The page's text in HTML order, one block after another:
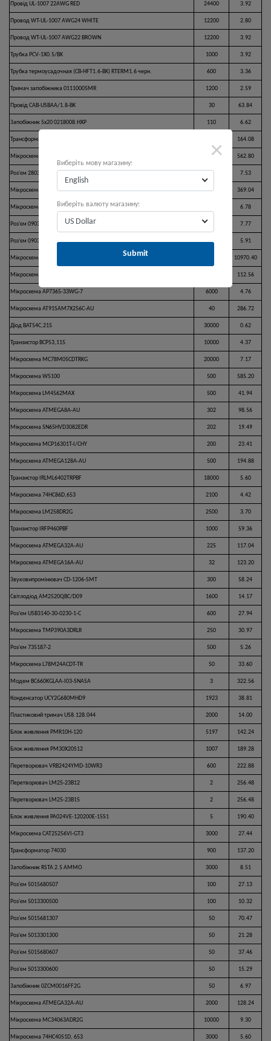
Провід UL-1007 22AWG RED 24400 3.92
Провод WT-UL-1007 AWG24 WHITE 12200 2.80
Провод WT-UL-1007 AWG22 BROWN 12200 3.92
Трубка PCV-1X0.5/BK 1000 3.92
Трубка термоусадочная (CB-HFT1.6-BK) RTERM1.6 черн. 600 3.36
Тримач запобіжника 01110005MR 1200 2.59
Провід CAB-USBAA/1.8-BK 30 63.84
Запобіжник 5х20 0218008.HXP 110 6.62
Трансформатор TEZ4/D/12-12V (TEZ4.0/D230/12-12V) 164.08
Мікросхема ST3232CDR 1000 562.80
Роз'єм 280370-1 1000 7.53
Мікросхема LPC4337JBD144E 200 369.04
Мікросхема MC34063ADR2G 6.78
Роз'єм 0903250008 9000 7.77
Роз'єм 0903270308 9000 5.91
Мікросхема STM32F411VET6 10970.40
Мікросхема W5500 112.56
Мікросхема AP7365-33WG-7 6000 4.76
Мікросхема AT91SAM7X256C-AU 40 286.72
Діод BAT54C,215 30000 0.62
Транзистор BCP53,115 10000 4.37
Мікросхема MC78M05CDTRKG 20000 7.17
Мікросхема W5100 500 585.20
Мікросхема LM4562MAX 500 41.94
Мікросхема ATMEGA8A-AU 302 98.56
Мікросхема SN65HVD3082EDR 202 19.49
Мікросхема MCP16301T-I/CHY 200 23.41
Мікросхема ATMEGA128A-AU 500 194.88
Транзистор IRLML6402TRPBF 18000 5.60
Мікросхема 74HC86D,653 2100 4.42
Мікросхема LM258DR2G 2500 3.70
Транзистор IRFP460PBF 1000 59.36
Мікросхема ATMEGA32A-AU 225 117.04
Мікросхема ATMEGA16A-AU 32 123.20
Звуковипромінювач CD-1206-SMT 300 58.24
Світлодіод AM2520QBC/D09 1600 14.17
Роз'єм USB3140-30-0230-1-C 600 27.94
Мікросхема TMP390A3DRLR 250 30.97
Роз'єм 735187-2 500 5.26
Мікросхема L78M24ACDT-TR 50 33.60
Модем BC660KGLAA-I03-SNASA 3 322.56
Конденсатор UCY2G680MHD9 1923 38.81
Пластиковий тримач US8.128.044 2000 14.00
Блок живлення PMR10H-120 5197 142.24
Блок живлення PM30X20S12 1007 189.28
Перетворювач VRB2424YMD-10WR3 600 222.88
Перетворювач LM25-23B12 2 256.48
Перетворювач LM25-23B15 2 256.48
Блок живлення PA024VE-120200E-15S1 5 190.40
Мікросхема CAT25256VI-GT3 3000 27.44
Трансформатор 74030 900 137.20
Запобіжник RSTA 2.5 AMMO 3000 8.51
Роз'єм 5015680507 100 27.13
Роз'єм 5013300500 100 10.32
Роз'єм 5015681307 50 70.47
Роз'єм 5013301300 50 21.28
Роз'єм 5015680607 50 37.46
Роз'єм 5013300600 50 15.29
Запобіжник 0ZCM0016FF2G 50 6.97
Мікросхема ATMEGA32A-AU 2000 128.24
Мікросхема MC34063ADR2G 10000 9.30
Мікросхема 74HC4051D, 653 3000 5.60
×
Виберіть мову магазину:
English
Виберіть валюту магазину:
US Dollar
Submit